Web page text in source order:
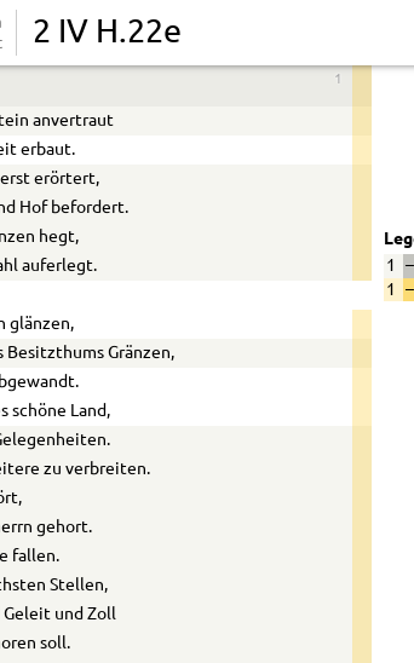
2 IV H.22e
1
anvertraut
erbaut.
erst erörtert,
Hof befordert.
hegt,
auferlegt.
glänzen,
Gränzen,
schöne Land,
zu verbreiten.
gehort.
fallen.
Stellen,
Geleit und Zoll
oren soll.
1 –
1
–